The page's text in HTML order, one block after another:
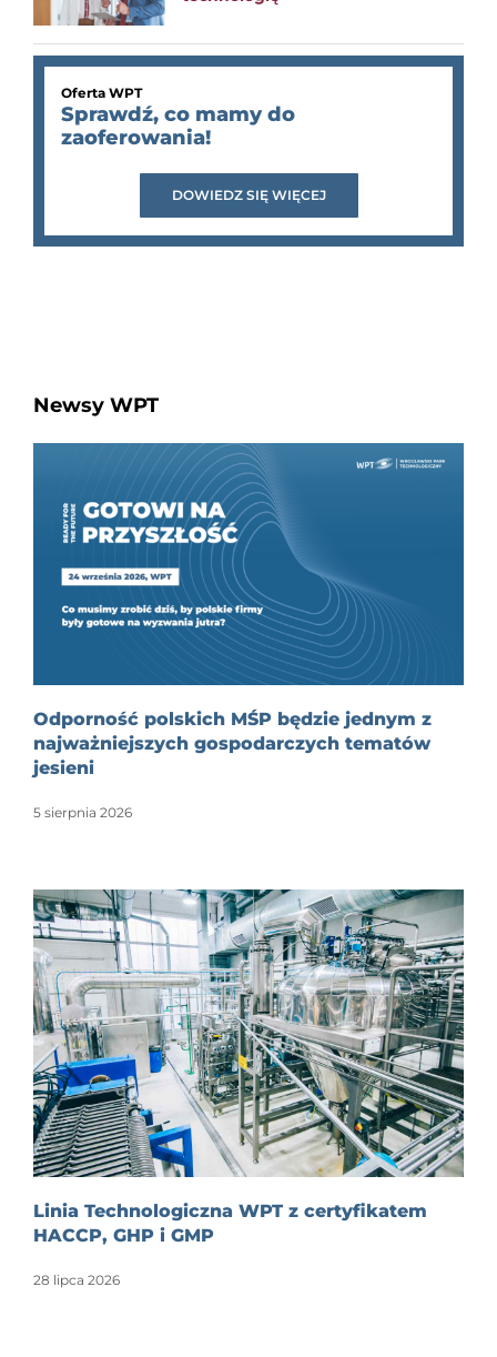
Oferta WPT
Sprawdź, co mamy do
zaoferowania!
DOWIEDZ SIĘ WIĘCEJ
Newsy WPT
Odporność polskich MŚP będzie jednym z
najważniejszych gospodarczych tematów
jesieni
5 sierpnia 2026
Linia Technologiczna WPT z certyfikatem
HACCP, GHP i GMP
28 lipca 2026